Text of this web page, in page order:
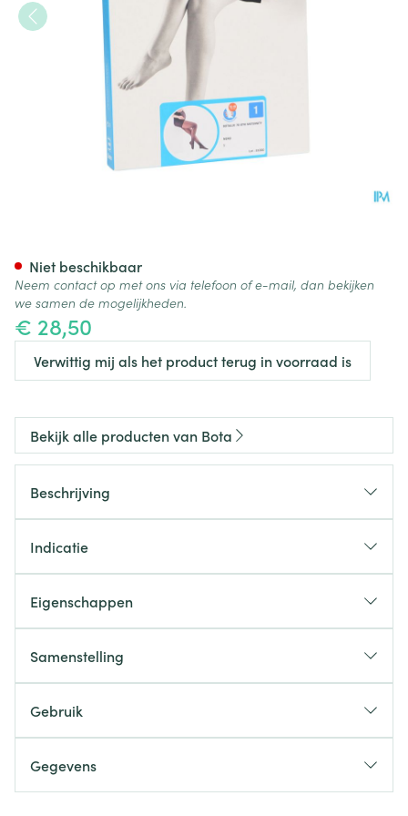
€ 28,50
Verwittig mij als het product terug in voorraad is
Niet beschikbaar
Neem contact op met ons via telefoon of e-mail, dan bekijken
we samen de mogelijkheden.
Bekijk alle producten van Bota
Beschrijving
Indicatie
Eigenschappen
Samenstelling
Gebruik
Gegevens